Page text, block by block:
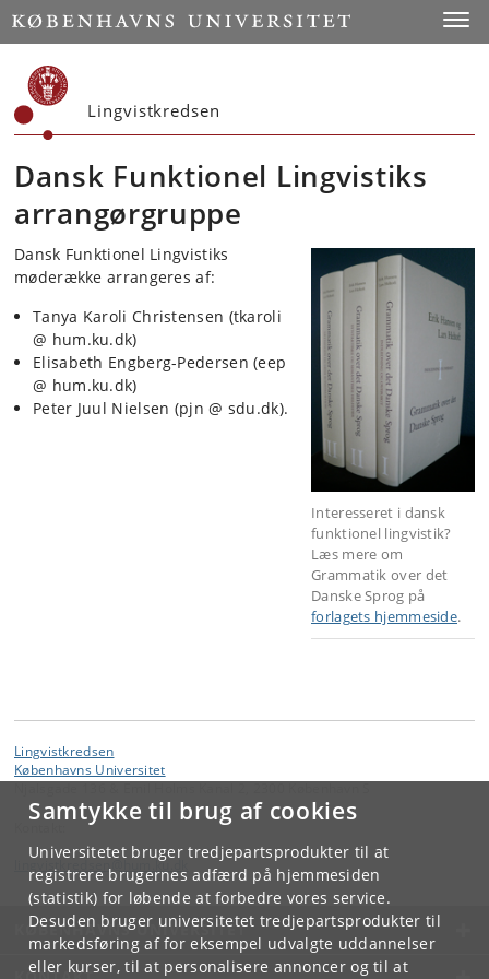
Samtykke til brug af cookies
Universitetet bruger tredjepartsprodukter til at
registrere brugernes adfærd på hjemmesiden
(statistik) for løbende at forbedre vores service.
Desuden bruger universitetet tredjepartsprodukter til
markedsføring af for eksempel udvalgte uddannelser
eller kurser, til at personalisere annoncer og til at
Start
Lingvistkredsen
Dansk Funktionel Lingvistiks
arrangørgruppe
Interesseret i dansk
funktionel lingvistik?
Læs mere om
Grammatik over det
Danske Sprog på
forlagets hjemmeside.
Dansk Funktionel Lingvistiks
møderække arrangeres af:
Tanya Karoli Christensen (tkaroli
@ hum.ku.dk)
Elisabeth Engberg-Pedersen (eep
@ hum.ku.dk)
Peter Juul Nielsen (pjn @ sdu.dk).
Lingvistkredsen
Københavns Universitet
lingvistkredsen@ ku
KØBENHAVNS UNIVERSITET